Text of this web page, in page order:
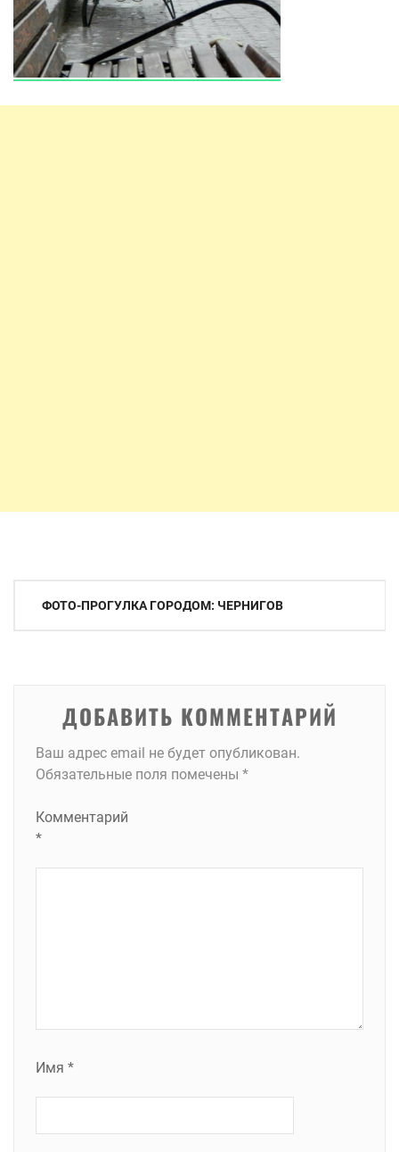
Навигация
ФОТО-ПРОГУЛКА ГОРОДОМ: ЧЕРНИГОВ
ДОБАВИТЬ КОММЕНТАРИЙ
Ваш адрес email не будет опубликован.
Обязательные поля помечены *
Комментарий
*
Имя *